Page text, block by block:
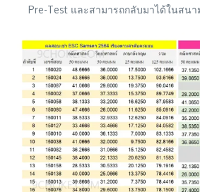
Pre-Test และสามารถกลับมาได้ในสนา